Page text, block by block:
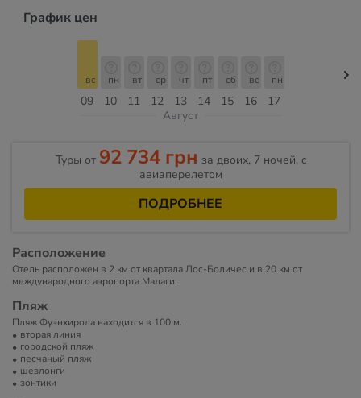
График цен
09
вс
10
пн
11
вт
12
ср
13
чт
14
пт
15
сб
16
вс
17
пн
Август
Туры от 92 734 грн за двоих, 7 ночей, c
авиаперелетом
ПОДРОБНЕЕ
Расположение
Отель расположен в 2 км от квартала Лос-Боличес и в 20 км от
международного аэропорта Малаги.
Пляж
Пляж Фуэнхирола находится в 100 м.
вторая линия
городской пляж
песчаный пляж
шезлонги
зонтики